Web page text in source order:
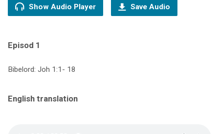
Show Audio Player Save Audio
Episod 1
Bibelord: Joh 1:1- 18
English translation